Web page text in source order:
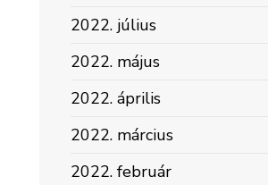
2022. július
2022. május
2022. április
2022. március
2022. február